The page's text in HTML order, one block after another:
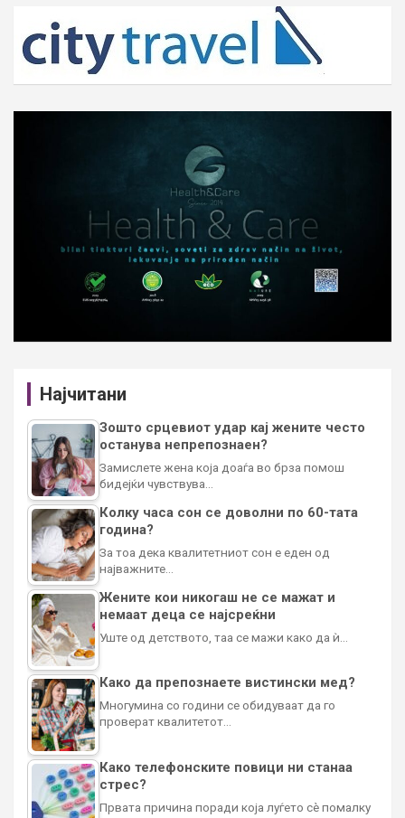
h
Најчитани
Зошто срцевиот удар кај жените често
останува непрепознаен?
Замислете жена која доаѓа во брза помош
бидејќи чувствува…
Колку часа сон се доволни по 60-тата
година?
За тоа дека квалитетниот сон е еден од
најважните…
Жените кои никогаш не се мажат и
немаат деца се најсреќни
Уште од детството, таа се мажи како да ѝ…
Како да препознаете вистински мед?
Многумина со години се обидуваат да го
проверат квалитетот…
Како телефонските повици ни станаа
стрес?
Првата причина поради која луѓето сè помалку